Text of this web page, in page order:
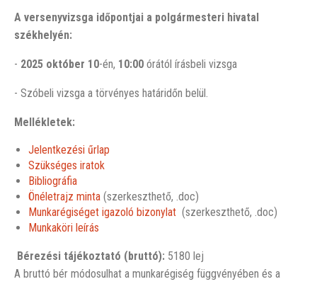
A versenyvizsga időpontjai a polgármesteri hivatal
székhelyén:
- 2025 október 10-én, 10:00 órától írásbeli vizsga
- Szóbeli vizsga a törvényes határidőn belül.
Mellékletek:
Jelentkezési űrlap
Szükséges iratok
Bibliográfia
Önéletrajz minta (szerkeszthető, .doc)
Munkarégiséget igazoló bizonylat (szerkeszthető, .doc)
Munkaköri leírás
Bérezési tájékoztató (bruttó): 5180 lej
A bruttó bér módosulhat a munkarégiség függvényében és a